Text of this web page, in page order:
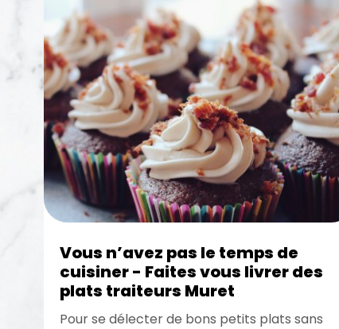
Vous n’avez pas le temps de
cuisiner - Faites vous livrer des
plats traiteurs Muret
Pour se délecter de bons petits plats sans